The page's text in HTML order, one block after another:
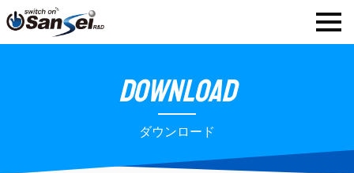
DOWNLOAD
ダウンロード